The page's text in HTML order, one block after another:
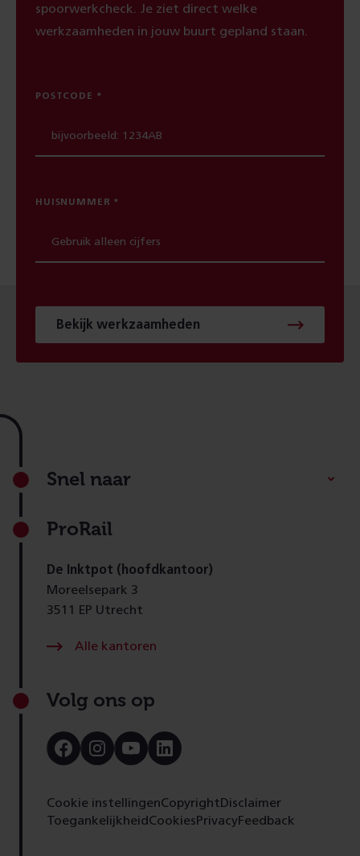
spoorwerkcheck. Je ziet direct welke
werkzaamheden in jouw buurt gepland staan.
POSTCODE
HUISNUMMER
Bekijk werkzaamheden
Footer
Snel naar
ProRail
De Inktpot (hoofdkantoor)
Moreelsepark 3
3511 EP Utrecht
Alle kantoren
Volg ons op
Bezoek
onze
Bezoek
onze
Bezoek
onze
Bezoek
onze
Cookie instellingenCopyright Disclaimer
Toegankelijkheid Cookies PrivacyFeedback